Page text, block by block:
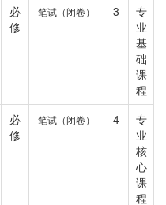
必
修
笔试（闭卷） 3
专
业
基
础
课
程
必
修
笔试（闭卷） 4
专
业
核
心
课
程